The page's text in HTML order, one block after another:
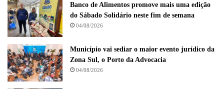
Banco de Alimentos promove mais uma edição
do Sábado Solidário neste fim de semana
04/08/2026
Município vai sediar o maior evento jurídico da
Zona Sul, o Porto da Advocacia
04/08/2026